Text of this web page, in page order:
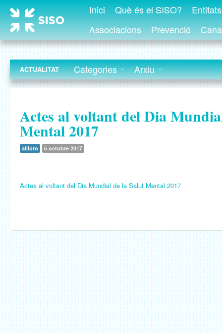
Inici Què és el SISO?
Associacions
Prevenció
ACTUALITAT Categories Arxiu
Actes al voltant del Dia
Mental 2017
allloro 6 octubre 2017
Actes al voltant del Dia Mundial de la Salut Mental 2017